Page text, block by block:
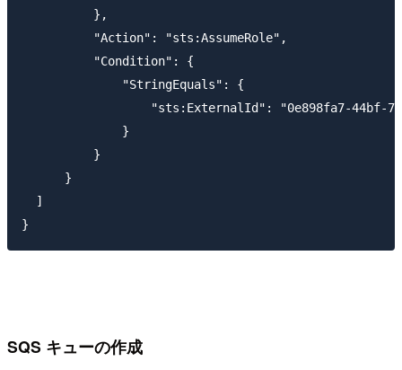
          },
          "Action": "sts:AssumeRole",
          "Condition": {
              "StringEquals": {
"sts:ExternalId": "0e898fa7-44bf-
              }
          }
      }
  ]
SQS キューの作成